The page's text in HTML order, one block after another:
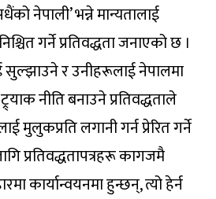
नेपाली’ भन्ने मान्यतालाई
गर्ने प्रतिवद्धता जनाएको छ ।
सुल्झाउने र उनीहरूलाई नेपालमा
नीति बनाउने प्रतिवद्धताले
मुलुकप्रति लगानी गर्न प्रेरित गर्ने
प्रतिवद्धतापत्रहरू कागजमै
कार्यान्वयनमा हुन्छन्, त्यो हेर्न